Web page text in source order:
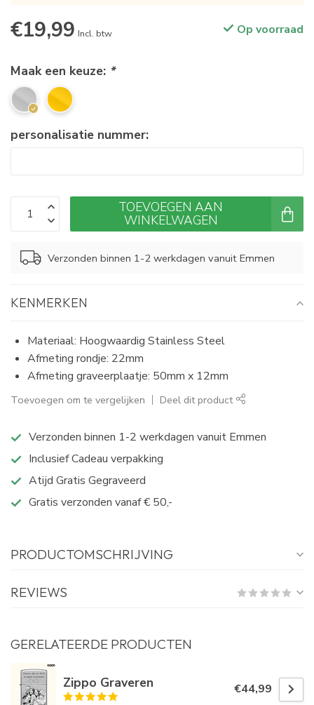
€19,99 Incl. btw Op voorraad
Maak een keuze: *
personalisatie nummer:
TOEVOEGEN AAN
WINKELWAGEN
Verzonden binnen 1-2 werkdagen vanuit Emmen
KENMERKEN
Materiaal: Hoogwaardig Stainless Steel
Afmeting rondje: 22mm
Afmeting graveerplaatje: 50mm x 12mm
Toevoegen om te vergelijken Deel dit product
Verzonden binnen 1-2 werkdagen vanuit Emmen
Inclusief Cadeau verpakking
Atijd Gratis Gegraveerd
Gratis verzonden vanaf € 50,-
PRODUCTOMSCHRIJVING
REVIEWS
GERELATEERDE PRODUCTEN
Zippo Graveren €44,99